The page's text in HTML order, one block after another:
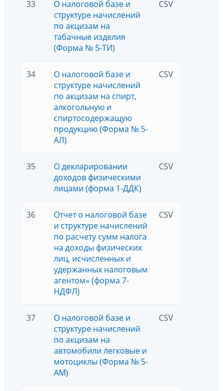
33
О налоговой базе и
структуре начислений
по акцизам на
табачные изделия
(Форма № 5-ТИ)
CSV
34
О налоговой базе и
структуре начислений
по акцизам на спирт,
алкогольную и
спиртосодержащую
продукцию (Форма № 5-
АЛ)
CSV
35
О декларировании
доходов физическими
лицами (форма 1-ДДК)
CSV
36
Отчет о налоговой базе
и структуре начислений
по расчету сумм налога
на доходы физических
лиц, исчисленных и
удержанных налоговым
агентом» (форма 7-
НДФЛ)
CSV
37
О налоговой базе и
структуре начислений
по акцизам на
автомобили легковые и
мотоциклы (Форма № 5-
АМ)
CSV